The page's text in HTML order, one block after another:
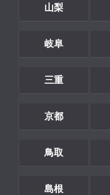
山梨
岐阜
三重
京都
鳥取
島根